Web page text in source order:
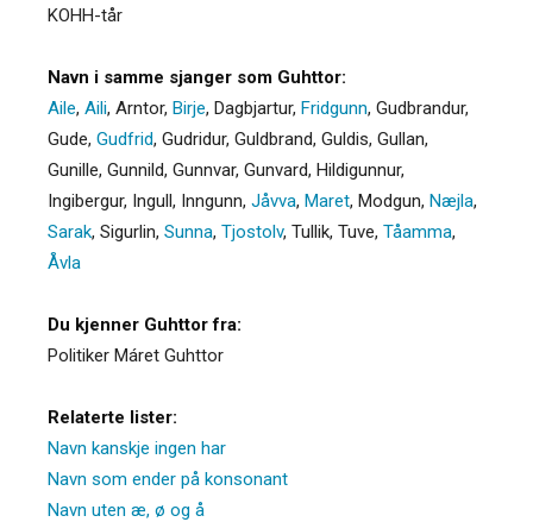
KOHH-tår
Navn i samme sjanger som Guhttor:
Aile, Aili, Arntor, Birje, Dagbjartur, Fridgunn, Gudbrandur,
Gude, Gudfrid, Gudridur, Guldbrand, Guldis, Gullan,
Gunille, Gunnild, Gunnvar, Gunvard, Hildigunnur,
Ingibergur, Ingull, Inngunn, Jåvva, Maret, Modgun, Næjla,
Sarak, Sigurlin, Sunna, Tjostolv, Tullik, Tuve, Tåamma,
Åvla
Du kjenner Guhttor fra:
Politiker Máret Guhttor
Relaterte lister:
Navn kanskje ingen har
Navn som ender på konsonant
Navn uten æ, ø og å